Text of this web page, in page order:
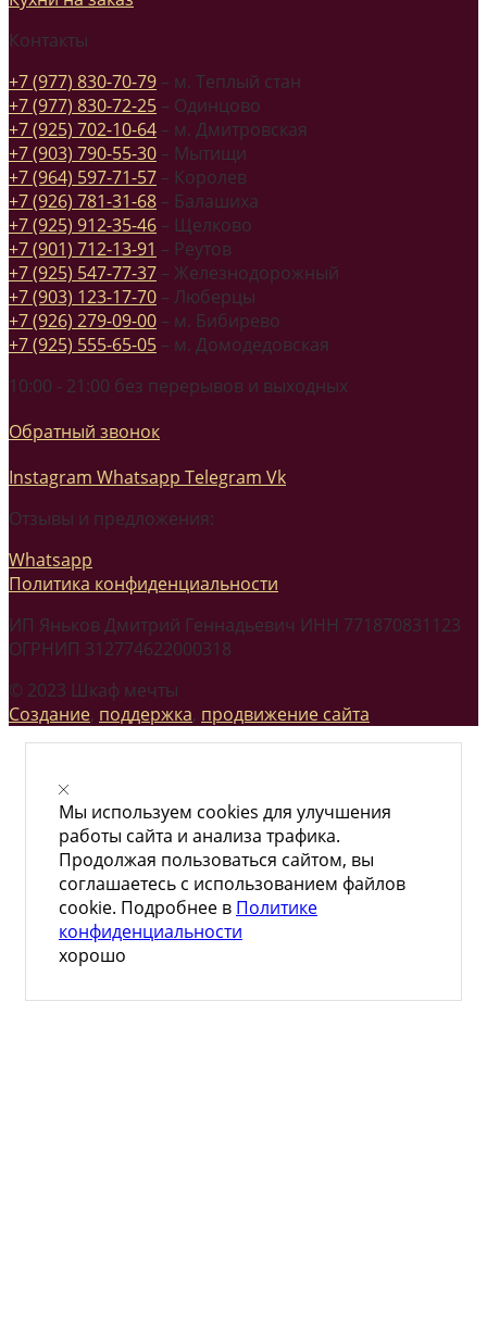
Контакты
+7 (977) 830-70-79 – м. Теплый стан
+7 (977) 830-72-25 – Одинцово
+7 (925) 702-10-64 – м. Дмитровская
+7 (903) 790-55-30 – Мытищи
+7 (964) 597-71-57 – Королев
+7 (926) 781-31-68 – Балашиха
+7 (925) 912-35-46 – Щелково
+7 (901) 712-13-91 – Реутов
+7 (925) 547-77-37 – Железнодорожный
+7 (903) 123-17-70 – Люберцы
+7 (926) 279-09-00 – м. Бибирево
+7 (925) 555-65-05 – м. Домодедовская
10:00 - 21:00 без перерывов и выходных
Обратный звонок
Instagram Whatsapp Telegram Vk
Отзывы и предложения:
Whatsapp
Политика конфиденциальности
ИП Яньков Дмитрий Геннадьевич ИНН 771870831123
ОГРНИП 312774622000318
© 2023 Шкаф мечты
Создание, поддержка, продвижение сайта
Мы используем cookies для улучшения
работы сайта и анализа трафика.
Продолжая пользоваться сайтом, вы
соглашаетесь с использованием файлов
cookie. Подробнее в Политике
конфиденциальности
хорошо